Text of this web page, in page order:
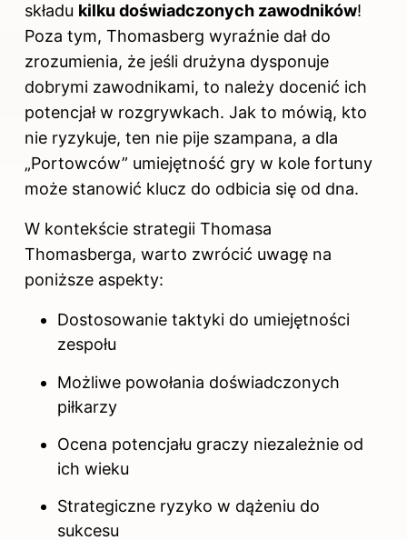
składu kilku doświadczonych zawodników!
Poza tym, Thomasberg wyraźnie dał do
zrozumienia, że jeśli drużyna dysponuje
dobrymi zawodnikami, to należy docenić ich
potencjał w rozgrywkach. Jak to mówią, kto
nie ryzykuje, ten nie pije szampana, a dla
„Portowców” umiejętność gry w kole fortuny
może stanowić klucz do odbicia się od dna.
W kontekście strategii Thomasa
Thomasberga, warto zwrócić uwagę na
poniższe aspekty:
Dostosowanie taktyki do umiejętności
zespołu
Możliwe powołania doświadczonych
piłkarzy
Ocena potencjału graczy niezależnie od
ich wieku
Strategiczne ryzyko w dążeniu do
sukcesu